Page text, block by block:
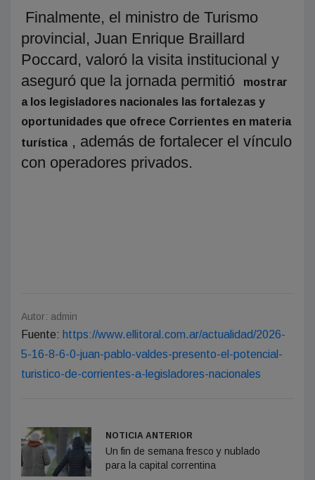
Finalmente, el ministro de Turismo
provincial, Juan Enrique Braillard
Poccard, valoró la visita institucional y
aseguró que la jornada permitió
mostrar
a los legisladores nacionales las fortalezas y
oportunidades que ofrece Corrientes en materia
turística , además de fortalecer el vínculo
con operadores privados.
Autor: admin
Fuente: https://www.ellitoral.com.ar/actualidad/2026-
5-16-8-6-0-juan-pablo-valdes-presento-el-potencial-
turistico-de-corrientes-a-legisladores-nacionales
NOTICIA ANTERIOR
Un fin de semana fresco y nublado
para la capital correntina